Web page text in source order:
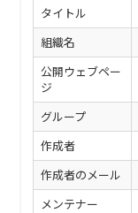
タイトル
組織名
公開ウェブペー
ジ
グループ
作成者
作成者のメール
メンテナー